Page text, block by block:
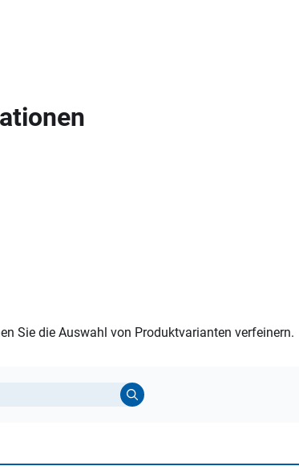
Sie die Auswahl von Produktvarianten verfeinern.